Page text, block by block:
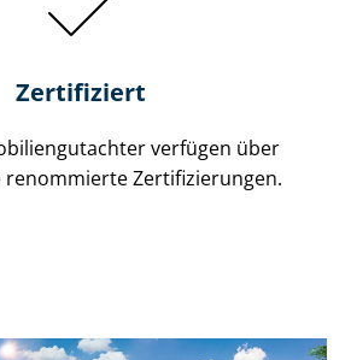
Zertifiziert
verfügen über
renommierte Zer­ti­fi­zie­run­gen.